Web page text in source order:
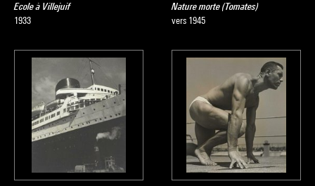
Ecole à Villejuif
1933
Nature morte (Tomates)
vers 1945